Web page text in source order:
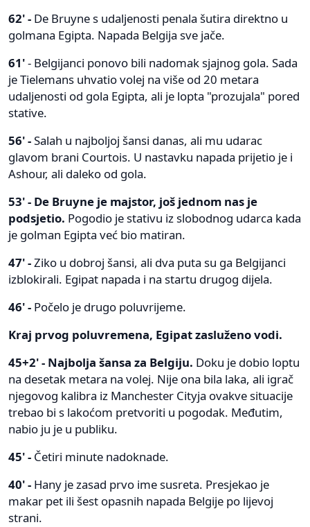
62' - De Bruyne s udaljenosti penala šutira direktno u
golmana Egipta. Napada Belgija sve jače.
61'- Belgijanci ponovo bili nadomak sjajnog gola. Sada
je Tielemans uhvatio volej na više od 20 metara
udaljenosti od gola Egipta, ali je lopta "prozujala" pored
stative.
56' -Salah u najboljoj šansi danas, ali mu udarac
glavom brani Courtois. U nastavku napada prijetio je i
Ashour, ali daleko od gola.
53' - De Bruyne je majstor, još jednom nas je
podsjetio. Pogodio je stativu iz slobodnog udarca kada
je golman Egipta već bio matiran.
47' -Ziko u dobroj šansi, ali dva puta su ga Belgijanci
izblokirali. Egipat napada i na startu drugog dijela.
46' - Počelo je drugo poluvrijeme.
Kraj prvog poluvremena, Egipat zasluženo vodi.
45+2' - Najbolja šansa za Belgiju. Doku je dobio loptu
na desetak metara na volej. Nije ona bila laka, ali igrač
njegovog kalibra iz Manchester Cityja ovakve situacije
trebao bi s lakoćom pretvoriti u pogodak. Međutim,
nabio ju je u publiku.
45' - Četiri minute nadoknade.
40' - Hany je zasad prvo ime susreta. Presjekao je
makar pet ili šest opasnih napada Belgije po lijevoj
strani.